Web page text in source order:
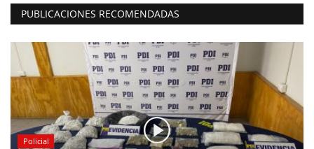
PUBLICACIONES RECOMENDADAS
Policial